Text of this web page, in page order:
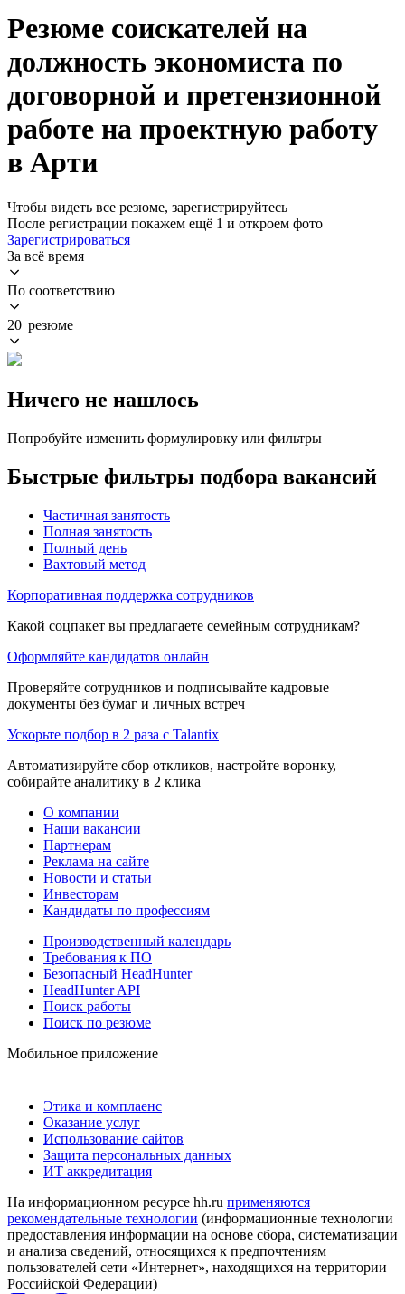
Резюме соискателей на
должность экономиста по
договорной и претензионной
работе на проектную работу
в Арти
Чтобы видеть все резюме, зарегистрируйтесь
После регистрации покажем ещё 1 и откроем фото
Зарегистрироваться
За всё время
По соответствию
20 резюме
Ничего не нашлось
Попробуйте изменить формулировку или фильтры
Быстрые фильтры подбора вакансий
Частичная занятость
Полная занятость
Полный день
Вахтовый метод
Корпоративная поддержка сотрудников
Какой соцпакет вы предлагаете семейным сотрудникам?
Оформляйте кандидатов онлайн
Проверяйте сотрудников и подписывайте кадровые
документы без бумаг и личных встреч
Ускорьте подбор в 2 раза с Talantix
Автоматизируйте сбор откликов, настройте воронку,
собирайте аналитику в 2 клика
О компании
Наши вакансии
Партнерам
Реклама на сайте
Новости и статьи
Инвесторам
Кандидаты по профессиям
Производственный календарь
Требования к ПО
Безопасный HeadHunter
HeadHunter API
Поиск работы
Поиск по резюме
Мобильное приложение
Этика и комплаенс
Оказание услуг
Использование сайтов
Защита персональных данных
ИТ аккредитация
На информационном ресурсе hh.ru применяются
рекомендательные технологии (информационные технологии
предоставления информации на основе сбора, систематизации
и анализа сведений, относящихся к предпочтениям
пользователей сети «Интернет», находящихся на территории
Российской Федерации)